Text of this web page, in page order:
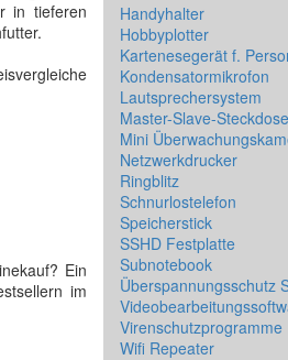
in tieferen
Ein
im
Handyhalter
Hobbyplotter
Kartenesegerät f.
Kondensatormikrofon
Lautsprechersystem
Master-Slave-Steckdose
Mini
Netzwerkdrucker
Ringblitz
Schnurlostelefon
Speicherstick
SSHD Festplatte
Subnotebook
Überspannungsschutz
Virenschutzprogramme
Wifi Repeater